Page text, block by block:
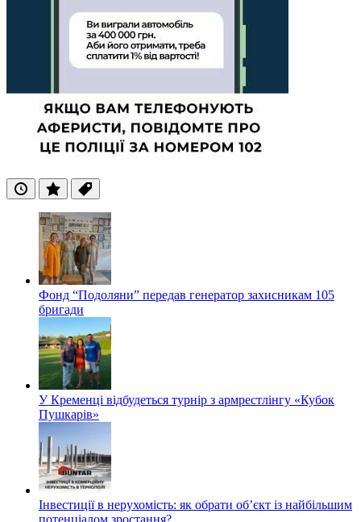
ОстанніПопулярні
Теги
Фонд “Подоляни” передав генератор захисникам 105
бригади
У Кременці відбудеться турнір з армрестлінгу «Кубок
Пушкарів»
Інвестиції в нерухомість: як обрати об’єкт із найбільшим